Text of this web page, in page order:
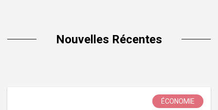
Nouvelles Récentes
ÉCONOMIE